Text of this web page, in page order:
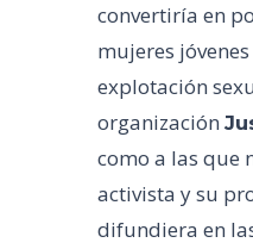
convertiría en
mujeres
explotación
organización
como a las que
activista y su
difundiera en